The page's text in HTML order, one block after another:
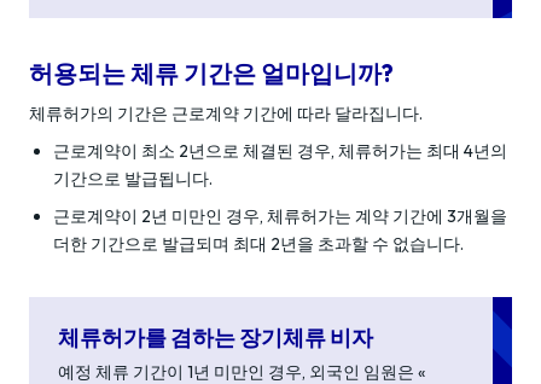
허용되는 체류 기간은 얼마입니까?
체류허가의 기간은 근로계약 기간에 따라 달라집니다.
근로계약이 최소 2년으로 체결된 경우, 체류허가는 최대 4년의
기간으로 발급됩니다.
근로계약이 2년 미만인 경우, 체류허가는 계약 기간에 3개월을
더한 기간으로 발급되며 최대 2년을 초과할 수 없습니다.
체류허가를 겸하는 장기체류 비자
예정 체류 기간이 1년 미만인 경우, 외국인 임원은 «